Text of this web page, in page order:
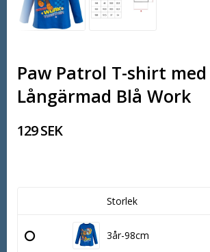
Paw Patrol T-shirt med
Långärmad Blå Work
129 SEK
Storlek
3år-98cm